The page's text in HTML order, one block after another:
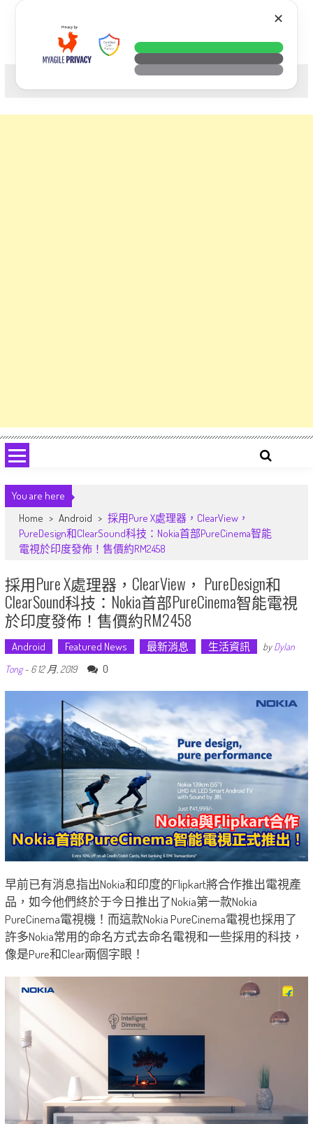
科技. 生活. 攝影.
You are here
Home > Android > 採用Pure X處理器，ClearView，
PureDesign和ClearSound科技：Nokia首部PureCinema智能
電視於印度發佈！售價約RM2458
採用Pure X處理器，ClearView， PureDesign和
ClearSound科技：Nokia首部PureCinema智能電視
於印度發佈！售價約RM2458
Android Featured News 最新消息 生活資訊 byDylan
Tong- 6 12 月, 2019 0
早前已有消息指出Nokia和印度的Flipkart將合作推出電視產
品，如今他們終於于今日推出了Nokia第一款Nokia
PureCinema電視機！而這款Nokia PureCinema電視也採用了
許多Nokia常用的命名方式去命名電視和一些採用的科技，
像是Pure和Clear兩個字眼！
✕